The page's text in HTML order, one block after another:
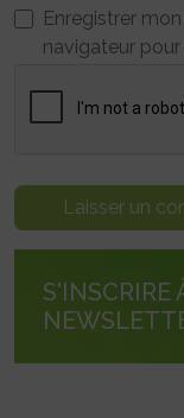
Enregistrer
navigateur
S'INSCRIRE